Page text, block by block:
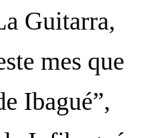
Guitarra,
mes que
Ibagué”,